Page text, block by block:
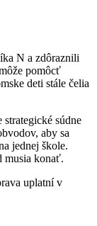
N a zdôraznili
pomôcť
deti stále čelia
súdne
aby sa
jednej škole.
musia konať.
uplatní v